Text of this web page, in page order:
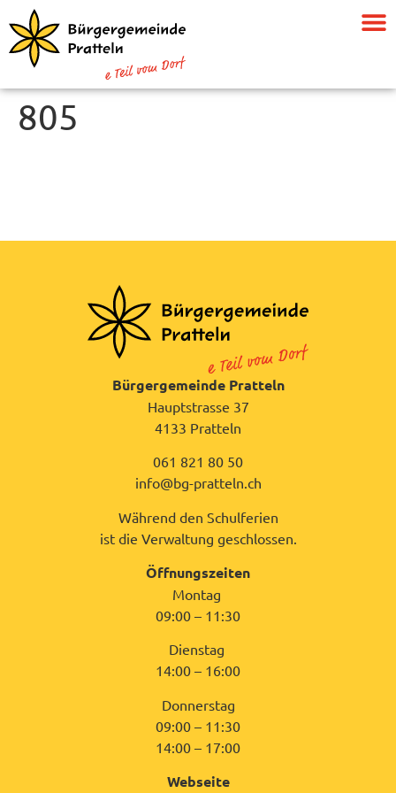
805
Bürgergemeinde Pratteln
Hauptstrasse 37
4133 Pratteln
061 821 80 50
info@bg-pratteln.ch
Während den Schulferien
ist die Verwaltung geschlossen.
Öffnungszeiten
Montag
09:00 – 11:30
Dienstag
14:00 – 16:00
Donnerstag
09:00 – 11:30
14:00 – 17:00
Webseite